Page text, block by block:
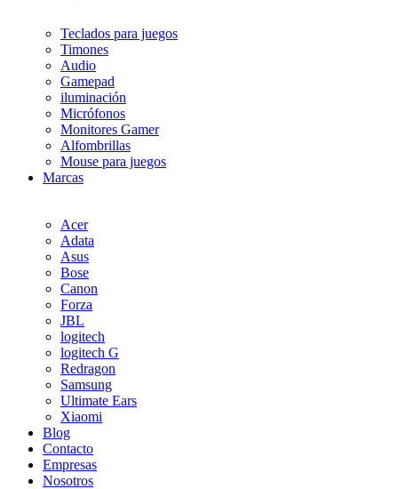
Teclados para juegos
Timones
Audio
Gamepad
iluminación
Micrófonos
Monitores Gamer
Alfombrillas
Mouse para juegos
Marcas
Acer
Adata
Asus
Bose
Canon
Forza
JBL
logitech
logitech G
Redragon
Samsung
Ultimate Ears
Xiaomi
Blog
Contacto
Empresas
Nosotros